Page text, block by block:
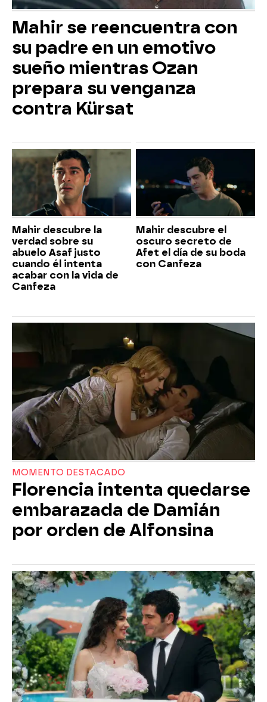
Mahir se reencuentra con
su padre en un emotivo
sueño mientras Ozan
prepara su venganza
contra Kürsat
Mahir descubre la
verdad sobre su
abuelo Asaf justo
cuando él intenta
acabar con la vida de
Canfeza
Mahir descubre el
oscuro secreto de
Afet el día de su boda
con Canfeza
MOMENTO DESTACADO
Florencia intenta quedarse
embarazada de Damián
por orden de Alfonsina